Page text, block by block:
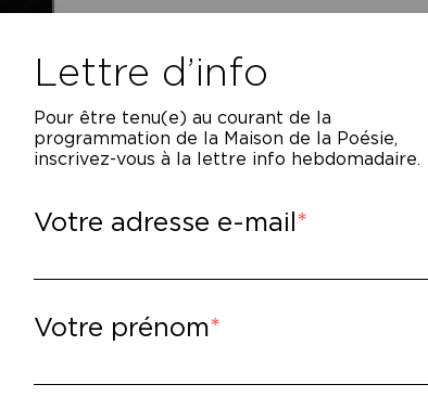
Lecture par Nicolas
Rencontre animée
événement est reporté au samedi 14
Pierre-Marie Ziegler, la peinture
Très tôt enclin à la dépression,
va, il fait de la création le lieu où
intensément vécu, n’est pas un
Lettre d’info
Pour être tenu(e) au courant de la
programmation de la Maison de la Poésie,
inscrivez-vous à la lettre info hebdomadaire.
Votre adresse e-mail
Votre prénom